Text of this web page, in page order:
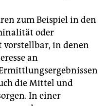
zum Beispiel in den
oder
in denen
an
die Mittel und
In einer